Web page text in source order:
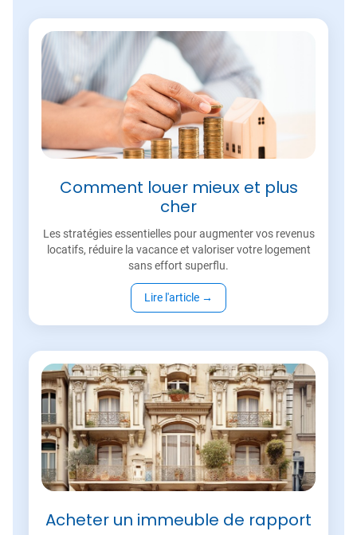
Comment louer mieux et plus
cher
Les stratégies essentielles pour augmenter vos revenus
locatifs, réduire la vacance et valoriser votre logement
sans effort superflu.
Lire l'article →
Acheter un immeuble de rapport